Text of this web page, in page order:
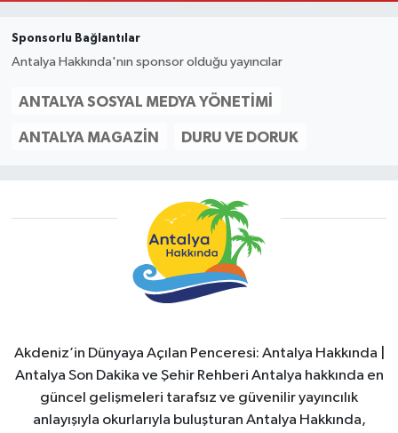
Sponsorlu Bağlantılar
Antalya Hakkında'nın sponsor olduğu yayıncılar
ANTALYA SOSYAL MEDYA YÖNETIMI
ANTALYA MAGAZIN DURU VE DORUK
Akdeniz’in Dünyaya Açılan Penceresi: Antalya Hakkında |
Antalya Son Dakika ve Şehir Rehberi Antalya hakkında en
güncel gelişmeleri tarafsız ve güvenilir yayıncılık
anlayışıyla okurlarıyla buluşturan Antalya Hakkında,